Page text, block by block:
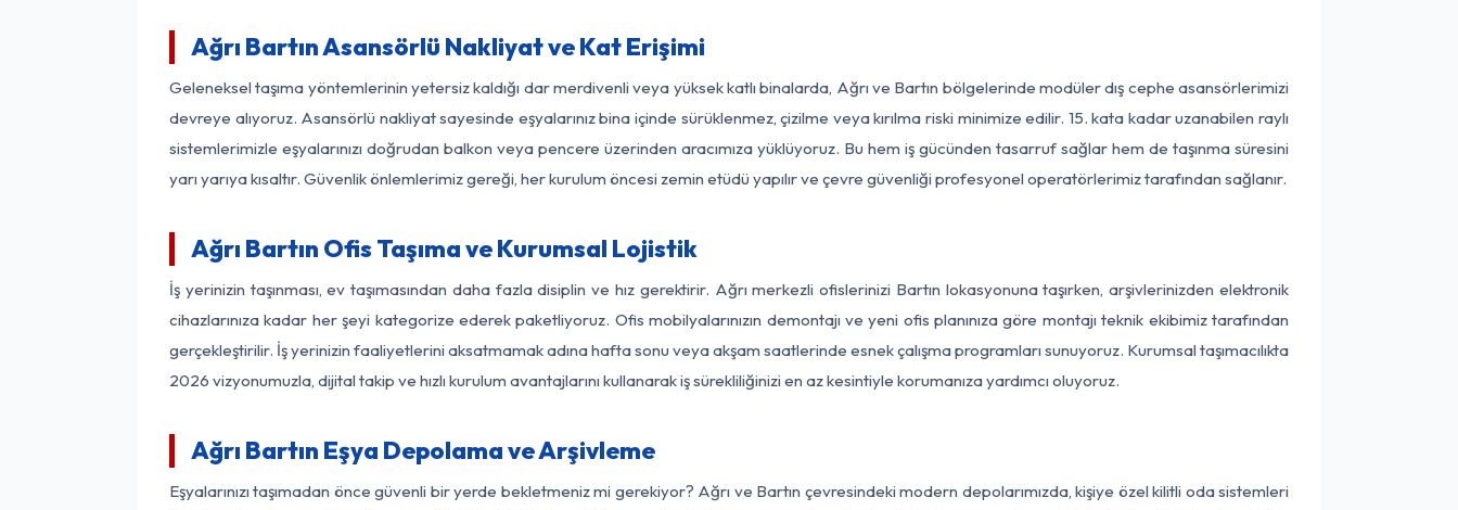
Ağrı Bartın Asansörlü Nakliyat ve Kat Erişimi
Geleneksel taşıma yöntemlerinin yetersiz kaldığı dar merdivenli veya yüksek katlı binalarda, Ağrı ve Bartın bölgelerinde modüler dış cephe asansörlerimizi
devreye alıyoruz. Asansörlü nakliyat sayesinde eşyalarınız bina içinde sürüklenmez, çizilme veya kırılma riski minimize edilir. 15. kata kadar uzanabilen raylı
sistemlerimizle eşyalarınızı doğrudan balkon veya pencere üzerinden aracımıza yüklüyoruz. Bu hem iş gücünden tasarruf sağlar hem de taşınma süresini
yarı yarıya kısaltır. Güvenlik önlemlerimiz gereği, her kurulum öncesi zemin etüdü yapılır ve çevre güvenliği profesyonel operatörlerimiz tarafından sağlanır.
Ağrı Bartın Ofis Taşıma ve Kurumsal Lojistik
İş yerinizin taşınması, ev taşımasından daha fazla disiplin ve hız gerektirir. Ağrı merkezli ofislerinizi Bartın lokasyonuna taşırken, arşivlerinizden elektronik
cihazlarınıza kadar her şeyi kategorize ederek paketliyoruz. Ofis mobilyalarınızın demontajı ve yeni ofis planınıza göre montajı teknik ekibimiz tarafından
gerçekleştirilir. İş yerinizin faaliyetlerini aksatmamak adına hafta sonu veya akşam saatlerinde esnek çalışma programları sunuyoruz. Kurumsal taşımacılıkta
2026 vizyonumuzla, dijital takip ve hızlı kurulum avantajlarını kullanarak iş sürekliliğinizi en az kesintiyle korumanıza yardımcı oluyoruz.
Ağrı Bartın Eşya Depolama ve Arşivleme
Eşyalarınızı taşımadan önce güvenli bir yerde bekletmeniz mi gerekiyor? Ağrı ve Bartın çevresindeki modern depolarımızda, kişiye özel kilitli oda sistemleri